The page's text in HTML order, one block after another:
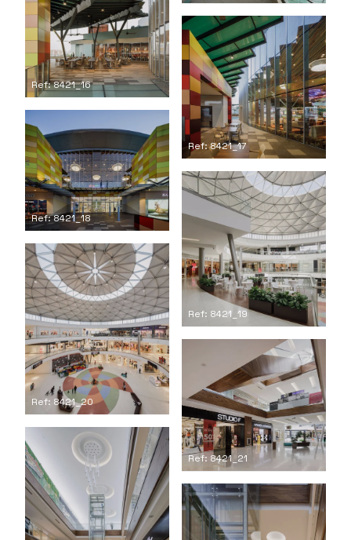
Ref: 8421_16
Ref: 8421_17
Ref: 8421_18
Ref: 8421_19
Ref: 8421_20
Ref: 8421_21